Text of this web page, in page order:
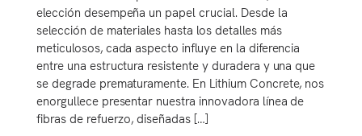
elección desempeña un papel crucial. Desde la
selección de materiales hasta los detalles más
meticulosos, cada aspecto influye en la diferencia
entre una estructura resistente y duradera y una que
se degrade prematuramente. En Lithium Concrete, nos
enorgullece presentar nuestra innovadora línea de
fibras de refuerzo, diseñadas […]